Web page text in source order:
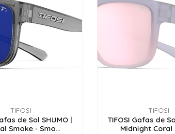
TIFOSI
de Sol SHUMO |
Smoke - Smo...
TIFOSI
TIFOSI Gafas de
Midnight Coral